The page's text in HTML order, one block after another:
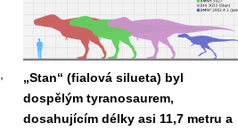
„Stan“ (fialová silueta) byl
dospělým tyranosaurem,
dosahujícím délky asi 11,7 metru a